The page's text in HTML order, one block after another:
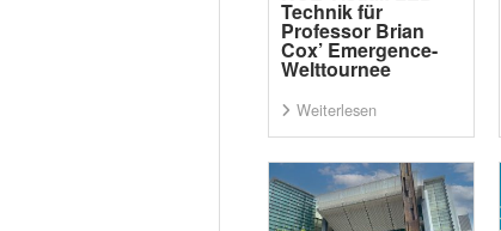
Technik für
Professor Brian
Cox’ Emergence-
Welttournee
Weiterlesen